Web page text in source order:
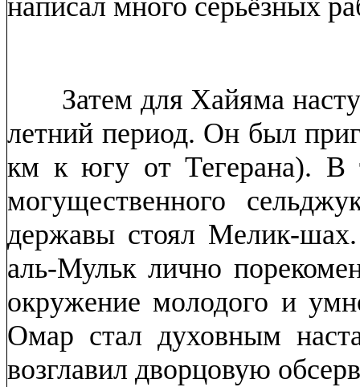
написал много серьёзных
Затем для Хайяма
летний период. Он был
км к югу от Тегерана). В
могущественного
державы стоял Мелик-
аль-Мульк лично
окружение молодого и
Омар стал духовным
возглавил дворцовую